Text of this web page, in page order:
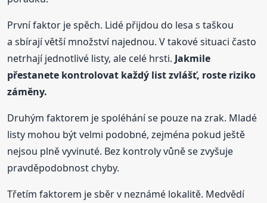
První faktor je spěch. Lidé přijdou do lesa s taškou
a sbírají větší množství najednou. V takové situaci často
netrhají jednotlivé listy, ale celé hrsti. Jakmile
přestanete kontrolovat každý list zvlášť, roste riziko
záměny.
Druhým faktorem je spoléhání se pouze na zrak. Mladé
listy mohou být velmi podobné, zejména pokud ještě
nejsou plně vyvinuté. Bez kontroly vůně se zvyšuje
pravděpodobnost chyby.
Třetím faktorem je sběr v neznámé lokalitě. Medvědí